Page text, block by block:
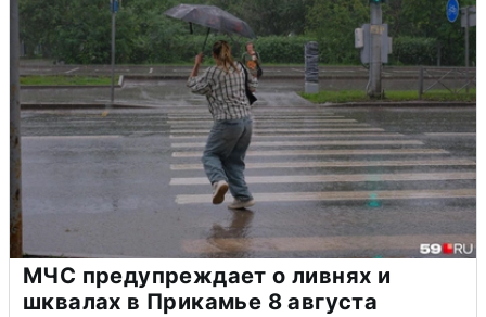
МЧС предупреждает о ливнях и
шквалах в Прикамье 8 августа